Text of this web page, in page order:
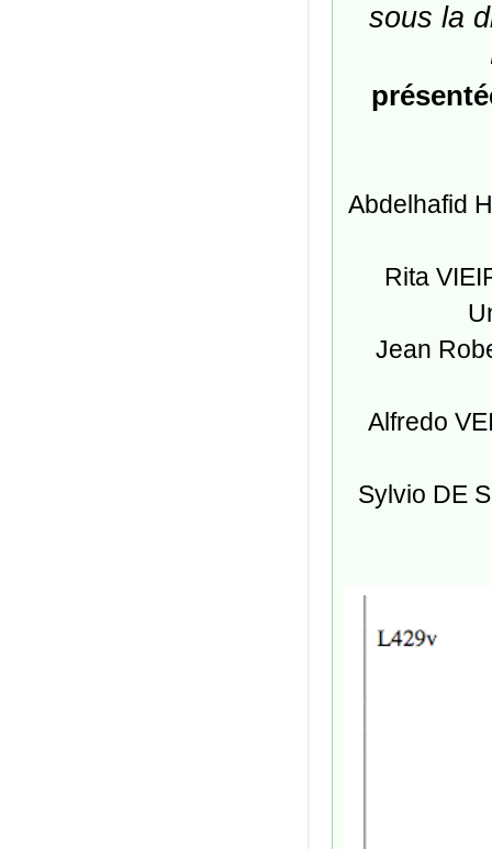
sous la
Abdelhafid
Rita
Jean
Alfredo
Sylvio DE